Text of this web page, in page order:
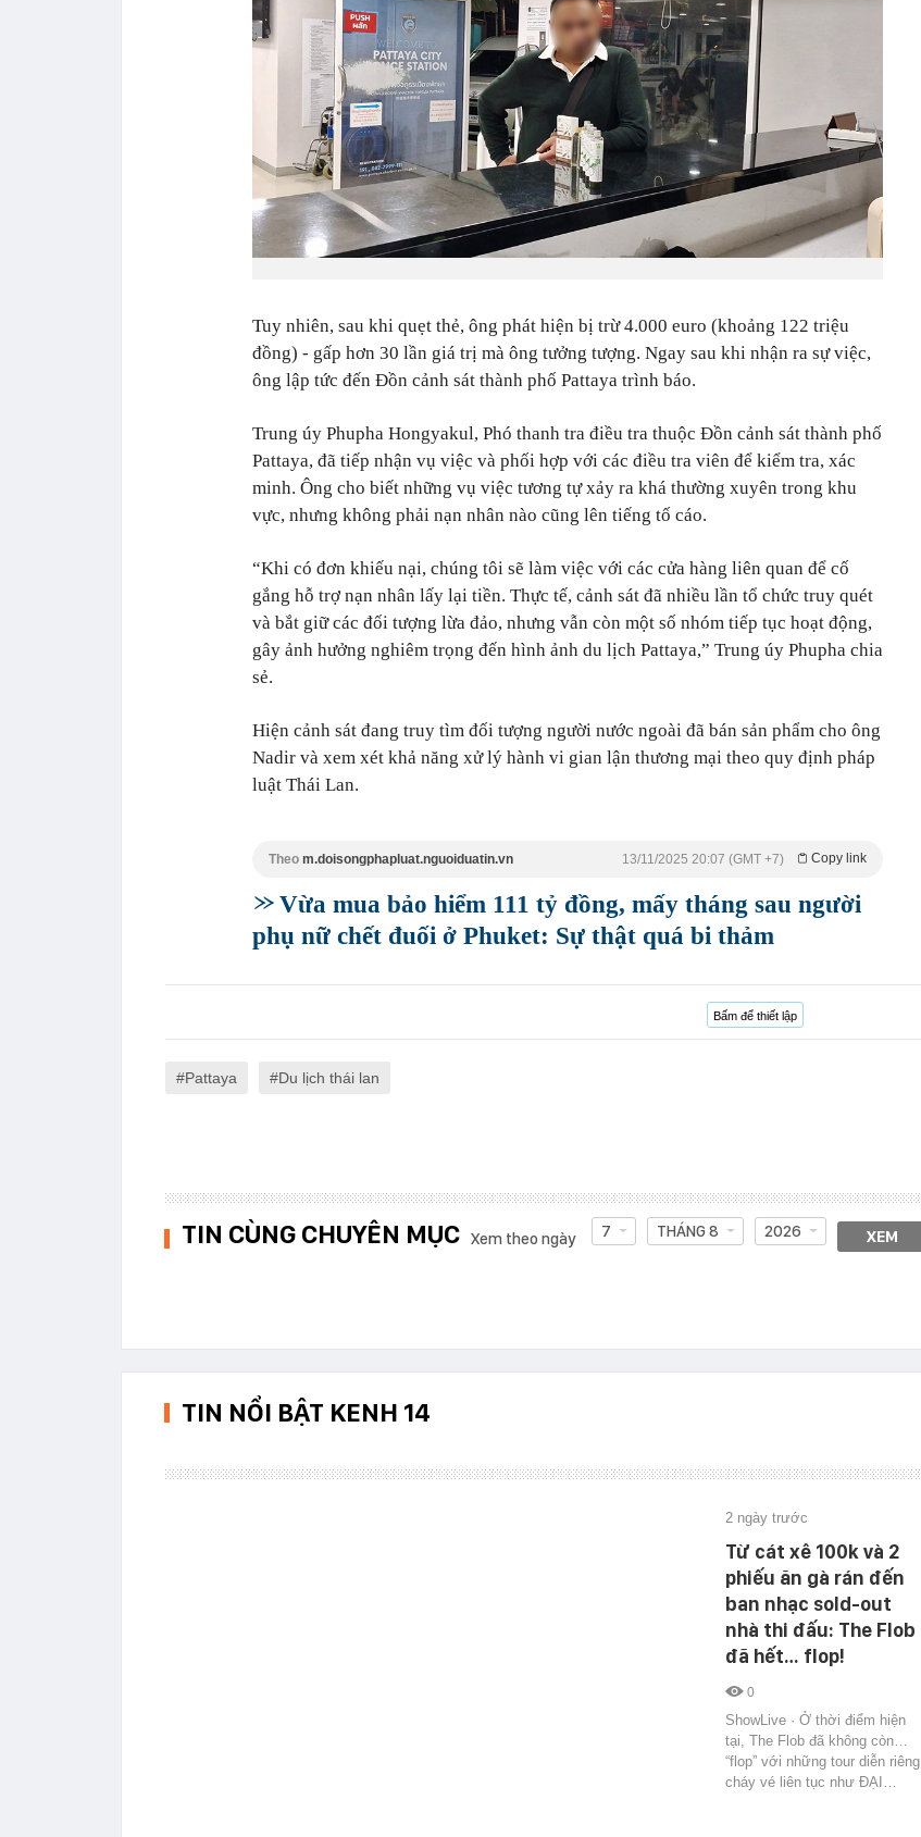
Tuy nhiên, sau khi quẹt thẻ, ông phát hiện bị trừ 4.000 euro (khoảng 122 triệu
đồng) - gấp hơn 30 lần giá trị mà ông tưởng tượng. Ngay sau khi nhận ra sự việc,
ông lập tức đến Đồn cảnh sát thành phố Pattaya trình báo.
Trung úy Phupha Hongyakul, Phó thanh tra điều tra thuộc Đồn cảnh sát thành phố
Pattaya, đã tiếp nhận vụ việc và phối hợp với các điều tra viên để kiểm tra, xác
minh. Ông cho biết những vụ việc tương tự xảy ra khá thường xuyên trong khu
vực, nhưng không phải nạn nhân nào cũng lên tiếng tố cáo.
“Khi có đơn khiếu nại, chúng tôi sẽ làm việc với các cửa hàng liên quan để cố
gắng hỗ trợ nạn nhân lấy lại tiền. Thực tế, cảnh sát đã nhiều lần tổ chức truy quét
và bắt giữ các đối tượng lừa đảo, nhưng vẫn còn một số nhóm tiếp tục hoạt động,
gây ảnh hưởng nghiêm trọng đến hình ảnh du lịch Pattaya,” Trung úy Phupha chia
sẻ.
Hiện cảnh sát đang truy tìm đối tượng người nước ngoài đã bán sản phẩm cho ông
Nadir và xem xét khả năng xử lý hành vi gian lận thương mại theo quy định pháp
luật Thái Lan.
Theo m.doisongphapluat.nguoiduatin.vn Copy link
13/11/2025 20:07 (GMT +7)
Vừa mua bảo hiểm 111 tỷ đồng, mấy tháng sau người
phụ nữ chết đuối ở Phuket: Sự thật quá bi thảm
Bấm để thiết lập
Pattaya Du lịch thái lan
TIN CÙNG CHUYÊN MỤC Xem theo ngày 7 THÁNG 8 2026 XEM
TIN NỔI BẬT KENH 14
2 ngày trước
Từ cát xê 100k và 2
phiếu ăn gà rán đến
ban nhạc sold-out
nhà thi đấu: The Flob
đã hết… flop!
0
ShowLive · Ở thời điểm hiện
tại, The Flob đã không còn…
“flop” với những tour diễn riêng
cháy vé liên tục như ĐẠI…